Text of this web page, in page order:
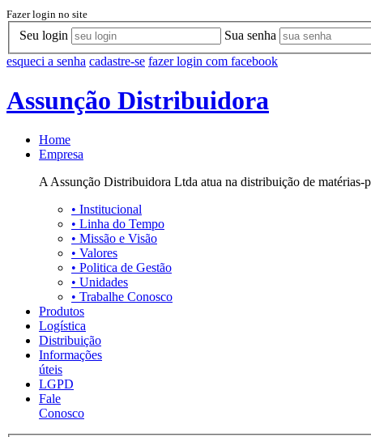
Fazer login no site
Seu login Sua senha
esqueci a senha cadastre-se fazer login com facebook
Assunção Distribuidora
Home
Empresa
A Assunção Distribuidora Ltda atua na distribuição de
• Institucional
• Linha do Tempo
• Missão e Visão
• Valores
• Politica de Gestão
• Unidades
• Trabalhe Conosco
Produtos
Logística
Distribuição
Informações
úteis
LGPD
Fale
Conosco